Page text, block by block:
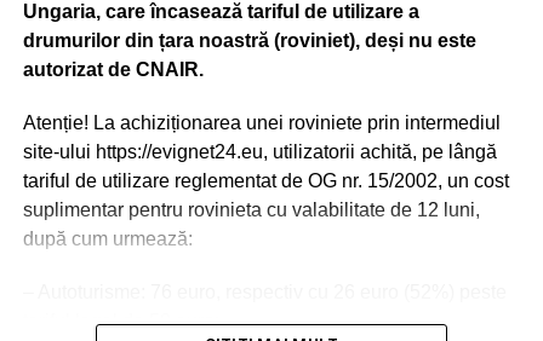
Ungaria, care încasează tariful de utilizare a
drumurilor din țara noastră (roviniet), deși nu este
autorizat de CNAIR.
Atenție! La achiziționarea unei roviniete prin intermediul
site-ului https://evignet24.eu, utilizatorii achită, pe lângă
tariful de utilizare reglementat de OG nr. 15/2002, un cost
suplimentar pentru rovinieta cu valabilitate de 12 luni,
după cum urmează:
tariful legal de 50 euro;